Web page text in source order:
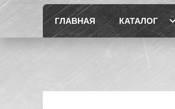
ГЛАВНАЯ КАТАЛОГ